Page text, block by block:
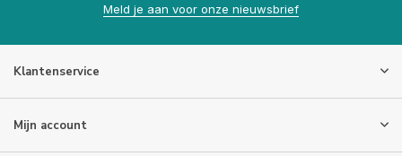
Meld je aan voor onze nieuwsbrief
Klantenservice
Mijn account